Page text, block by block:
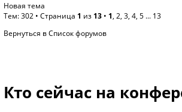
Новая тема
Тем: 302 • Страница 1 из 13 • 1, 2, 3, 4, 5 ... 13
Вернуться в Список форумов
Кто сейчас на